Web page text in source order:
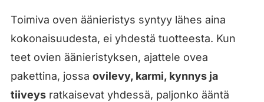
Toimiva oven äänieristys syntyy lähes aina
kokonaisuudesta, ei yhdestä tuotteesta. Kun
teet ovien äänieristyksen, ajattele ovea
pakettina, jossa ovilevy, karmi, kynnys ja
tiiveysratkaisevat yhdessä, paljonko ääntä